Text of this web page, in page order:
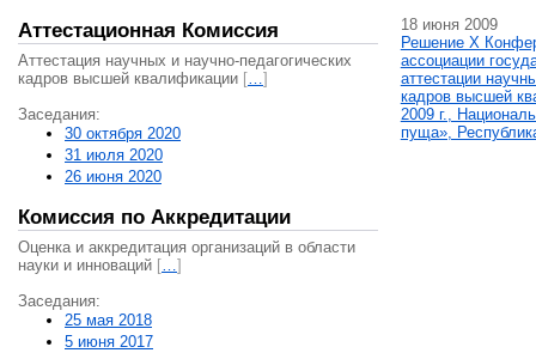
Аттестационная Комиссия
Аттестация научных и научно-педагогических
кадров высшей квалификации […]
Заседания:
30 октября 2020
31 июля 2020
26 июня 2020
Комиссия по Аккредитации
Оценка и аккредитация организаций в области
науки и инноваций […]
Заседания:
25 мая 2018
5 июня 2017
18 июня 2009
Решение X
ассоциации
аттестации
кадров высшей
2009 г.,
пуща»,